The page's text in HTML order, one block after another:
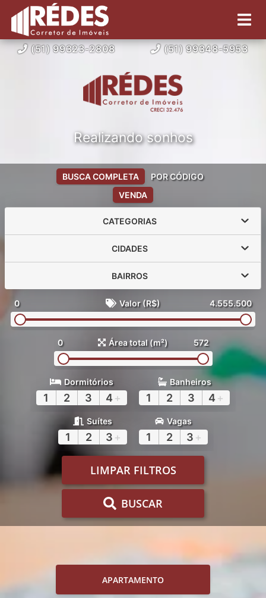
(51) 99323-2808 (51) 99348-5953
Realizando sonhos
VENDA
BUSCA COMPLETA POR CÓDIGO
CATEGORIAS
CIDADES
BAIRROS
0 Valor (R$) 4.555.500
0 Área total (m²) 572
Dormitórios
1 2 3 4 +
Banheiros
1 2 3 4 +
Suítes
1 2 3 +
Vagas
1 2 3 +
LIMPAR FILTROS
BUSCAR
APARTAMENTO